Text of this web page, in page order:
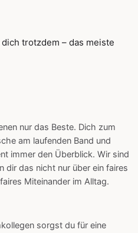
trotzdem – das meiste
nur das Beste. Dich zum
am laufenden Band und
immer den Überblick. Wir sind
dir das nicht nur über ein faires
Miteinander im Alltag.
sorgst du für eine